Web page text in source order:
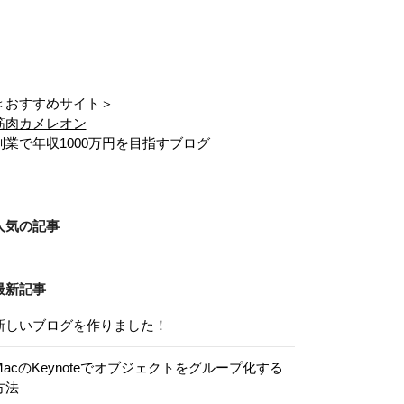
おすすめサイト＞
肉カメレオン
業で年収1000万円を目指すブログ
気の記事
新記事
しいブログを作りました！
のKeynoteでオブジェクトをグループ化する
法